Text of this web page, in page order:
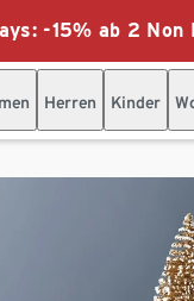
-15% ab 2
Herren Kinder